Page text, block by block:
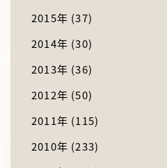
2015年 (37)
2014年 (30)
2013年 (36)
2012年 (50)
2011年 (115)
2010年 (233)